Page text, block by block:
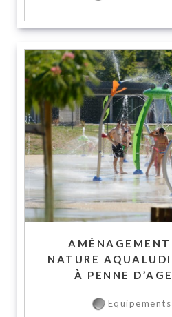
AMÉNAGEMENT
NATURE
À PENNE